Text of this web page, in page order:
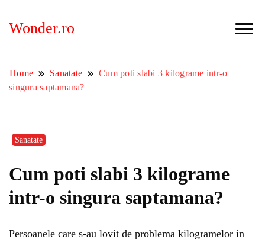
Wonder.ro
Home Sanatate
Cum poti slabi 3 kilograme intr-o
singura saptamana?
Sanatate
Cum poti slabi 3 kilograme
intr-o singura saptamana?
Persoanele care s-au lovit de problema kilogramelor in